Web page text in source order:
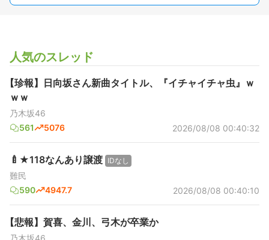
人気のスレッド
【珍報】日向坂さん新曲タイトル、『イチャイチャ虫』ｗ
ｗｗ
乃木坂46
561
5076 2026/08/08 00:40:32
🍼★118なんあり譲渡 IDなし
難民
590
4947.7 2026/08/08 00:40:10
【悲報】賀喜、金川、弓木が卒業か